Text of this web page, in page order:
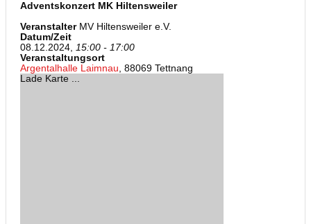
Adventskonzert MK Hiltensweiler
VeranstalterMV Hiltensweiler e.V.
Datum/Zeit
08.12.2024, 15:00 - 17:00
Veranstaltungsort
Argentalhalle Laimnau, 88069 Tettnang
Lade Karte ...